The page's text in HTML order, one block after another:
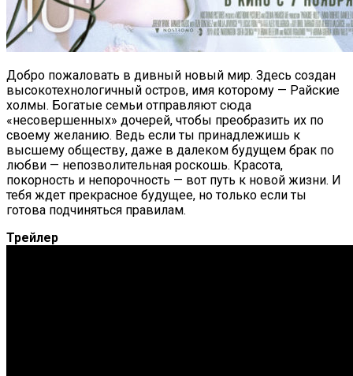
Добро пожаловать в дивный новый мир. Здесь создан
высокотехнологичный остров, имя которому — Райские
холмы. Богатые семьи отправляют сюда
«несовершенных» дочерей, чтобы преобразить их по
своему желанию. Ведь если ты принадлежишь к
высшему обществу, даже в далеком будущем брак по
любви — непозволительная роскошь. Красота,
покорность и непорочность — вот путь к новой жизни. И
тебя ждет прекрасное будущее, но только если ты
готова подчиняться правилам.
Трейлер